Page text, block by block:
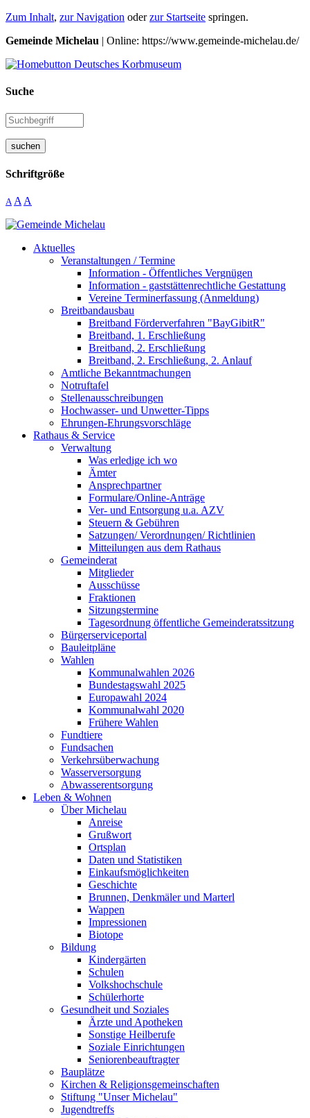
Zum Inhalt, zur Navigation oderzur Startseite springen.
Gemeinde Michelau | Online: https://www.gemeinde-michelau.de/
Suche
suchen
Schriftgröße
A A A
Aktuelles
Veranstaltungen / Termine
Information - Öffentliches Vergnügen
Information - gaststättenrechtliche Gestattung
Vereine Terminerfassung (Anmeldung)
Breitbandausbau
Breitband Förderverfahren "BayGibitR"
Breitband, 1. Erschließung
Breitband, 2. Erschließung
Breitband, 2. Erschließung, 2. Anlauf
Amtliche Bekanntmachungen
Notruftafel
Stellenausschreibungen
Hochwasser- und Unwetter-Tipps
Ehrungen-Ehrungsvorschläge
Rathaus & Service
Verwaltung
Was erledige ich wo
Ämter
Ansprechpartner
Formulare/Online-Anträge
Ver- und Entsorgung u.a. AZV
Steuern & Gebühren
Satzungen/ Verordnungen/ Richtlinien
Mitteilungen aus dem Rathaus
Gemeinderat
Mitglieder
Ausschüsse
Fraktionen
Sitzungstermine
Tagesordnung öffentliche Gemeinderatssitzung
Bürgerserviceportal
Bauleitpläne
Wahlen
Kommunalwahlen 2026
Bundestagswahl 2025
Europawahl 2024
Kommunalwahl 2020
Frühere Wahlen
Fundtiere
Fundsachen
Verkehrsüberwachung
Wasserversorgung
Abwasserentsorgung
Leben & Wohnen
Über Michelau
Anreise
Grußwort
Ortsplan
Daten und Statistiken
Einkaufsmöglichkeiten
Geschichte
Brunnen, Denkmäler und Marterl
Wappen
Impressionen
Biotope
Bildung
Kindergärten
Schulen
Volkshochschule
Schülerhorte
Gesundheit und Soziales
Ärzte und Apotheken
Sonstige Heilberufe
Soziale Einrichtungen
Seniorenbeauftragter
Bauplätze
Kirchen & Religionsgemeinschaften
Stiftung "Unser Michelau"
Jugendtreffs